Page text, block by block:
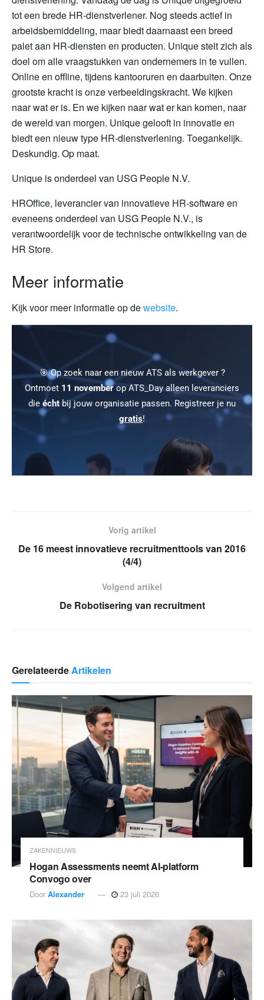
tot een brede HR-dienstverlener. Nog steeds actief in
arbeidsbemiddeling, maar biedt daarnaast een breed
palet aan HR-diensten en producten. Unique stelt zich als
doel om alle vraagstukken van ondernemers in te vullen.
Online en offline, tijdens kantooruren en daarbuiten. Onze
grootste kracht is onze verbeeldingskracht. We kijken
naar wat er is. En we kijken naar wat er kan komen, naar
de wereld van morgen. Unique gelooft in innovatie en
biedt een nieuw type HR‐dienstverlening. Toegankelijk.
Deskundig. Op maat.
Unique is onderdeel van USG People N.V.
HROffice, leverancier van innovatieve HR-software en
eveneens onderdeel van USG People N.V., is
verantwoordelijk voor de technische ontwikkeling van de
HR Store.
Meer informatie
Kijk voor meer informatie op dewebsite.
🎯 Op zoek naar een nieuw ATS als werkgever ?
Ontmoet 11 novemberop ATS_Day alleen leveranciers
die écht bij jouw organisatie passen. Registreer je nu
gratis!
Vorig artikel
De 16 meest innovatieve recruitmenttools van 2016
(4/4)
Volgend artikel
De Robotisering van recruitment
Gerelateerde Artikelen
ZAKENNIEUWS
Hogan Assessments neemt AI-platform
Convogo over
Door Alexander 23 juli 2026